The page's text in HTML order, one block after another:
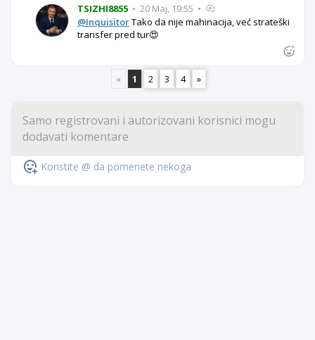
TSIZHI8855 • 20 Maj, 19:55 •
@InquisitorTako da nije mahinacija, već strateški
transfer pred tur😍
« 1 2 3 4 »
Koristite @ da pomenete nekoga